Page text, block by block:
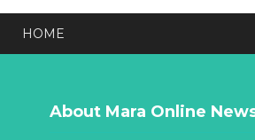
HOME
About Mara Online